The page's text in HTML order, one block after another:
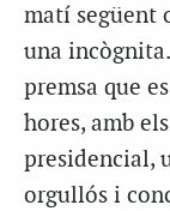
matí següent
una
premsa que
hores, amb
presidencial,
orgullós i